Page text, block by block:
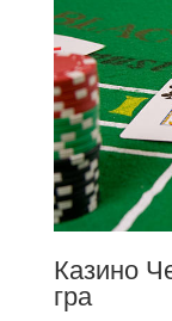
Казино
гра